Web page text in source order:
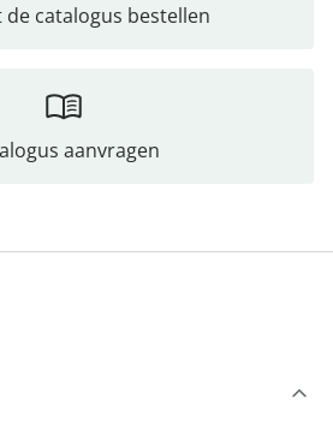
catalogus bestellen
aanvragen